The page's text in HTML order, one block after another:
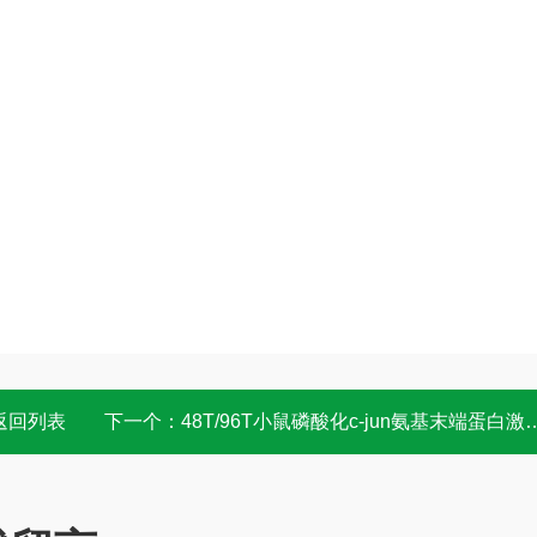
回列表 下一个： 48T/96T小鼠磷酸化c-jun氨基末端蛋白激酶(p-JNK)elisa试剂盒 酶联免疫